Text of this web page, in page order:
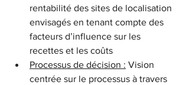
rentabilité des sites de localisation
envisagés en tenant compte des
facteurs d’influence sur les
recettes et les coûts
Processus de décision : Vision
centrée sur le processus à travers